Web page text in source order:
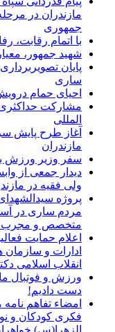
مازندران در
جمهوری
با اتمام رقابت،
شهید جمهور،
پایان
ساری
احیای حمام
مشارکت حداکثری
المللی
آغاز طرح پایش
مازندران
سفر وزیر ورزش
دیدار جمعی از
ولی فقیه در
مردم ساری در
متخصص و مجرب
اعلام حمایت
ادارات و سازمان
انقلاب اسلامی
ورزش و فوتبال
دست دادیم!
امضاء تفاهم
فکری کودکان و
الزهرا(س)